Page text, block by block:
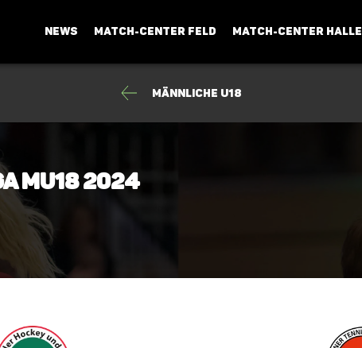
NEWS MATCH-CENTER FELD MATCH-CENTER HALLE
männliche U18
mU18 2024